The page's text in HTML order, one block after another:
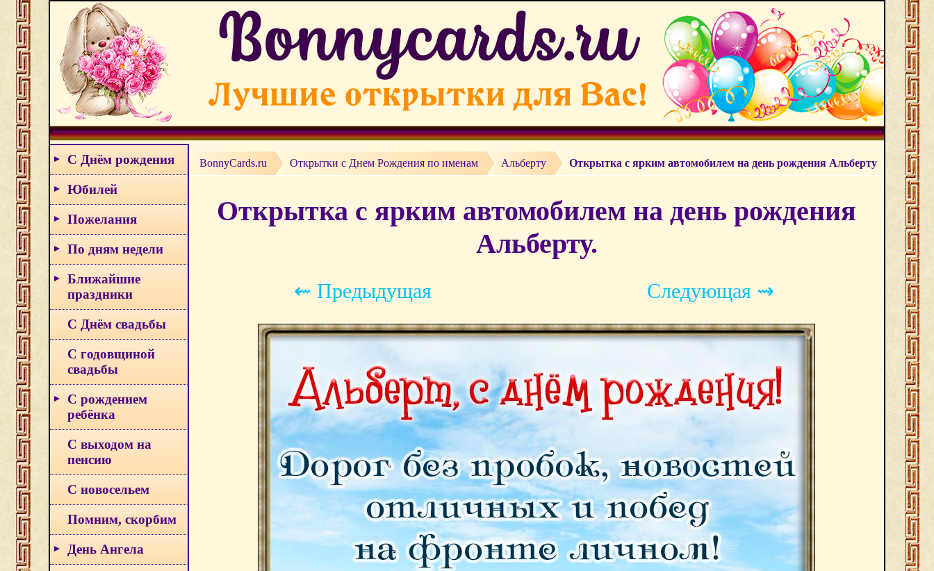
С Днём рождения
Юбилей
Пожелания
По дням недели
Ближайшие
праздники
С Днём свадьбы
С годовщиной
свадьбы
С рождением
ребёнка
С выходом на
пенсию
С новосельем
Помним, скорбим
День Ангела
BonnyCards.ru Открытки c Днем Рождения по именам Альберту Открытка с ярким автомобилем на день рождения Альберту
Открытка с ярким автомобилем на день рождения
Альберту.
⇜ Предыдущая Следующая ⇝